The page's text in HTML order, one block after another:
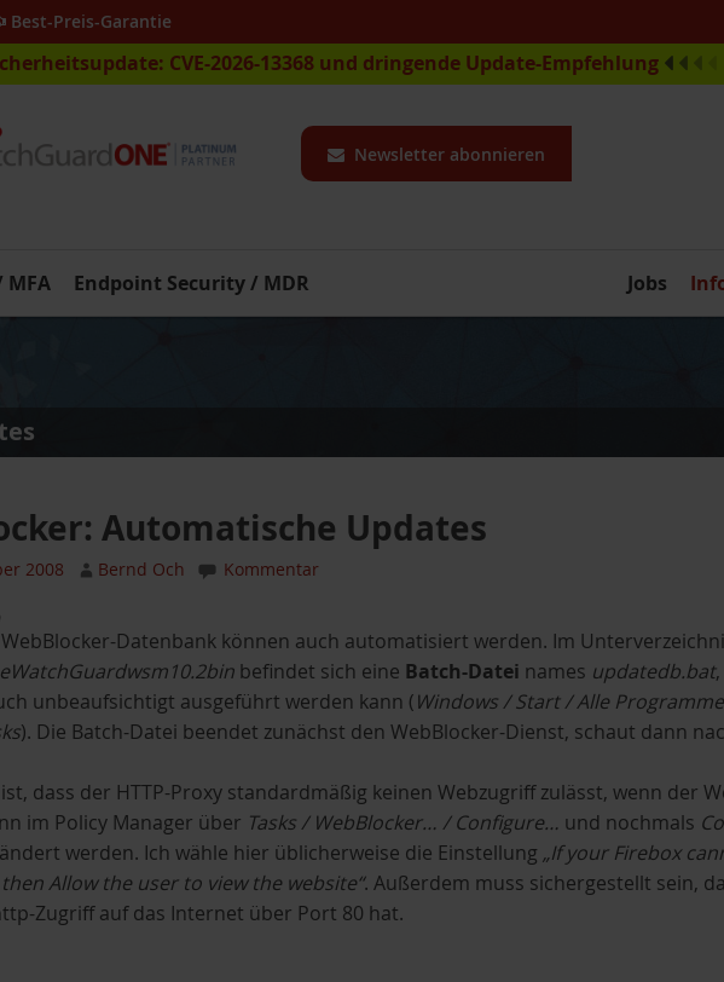
CVE-2026-13368 und dringende Update-Empfehlung
Newsletter abonnieren
Best-Preis-Garantie
Endpoint Security / MDR Jobs
Automatische Updates
2008 Bernd Och Kommentar
Datenbank können auch automatisiert werden. Im
befindet sich eine Batch-Datei names updatedb.bat
unbeaufsichtigt ausgeführt werden kann (Windows / Start / Alle
). Die Batch-Datei beendet zunächst den WebBlocker-Dienst, schaut dann
dass der HTTP-Proxy standardmäßig keinen Webzugriff zulässt, wenn der
im Policy Manager über Tasks / WebBlocker… / Configure… und nochmals
werden. Ich wähle hier üblicherweise die Einstellung „If your Firebox
Allow the user to view the website“. Außerdem muss sichergestellt sein,
Zugriff auf das Internet über Port 80 hat.